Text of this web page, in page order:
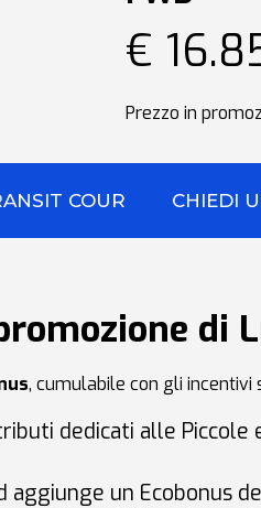
COURIER
€
Prezzo in
CHIEDI
di
, cumulabile con gli
dedicati alle Piccole
aggiunge un Ecobonus